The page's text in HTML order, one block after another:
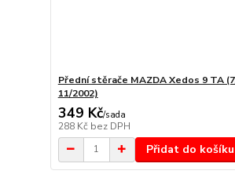
Přední stěrače MAZDA Xedos 9 TA
11/2002)
349 Kč/sada
288 Kč bez DPH
Přidat do košíku